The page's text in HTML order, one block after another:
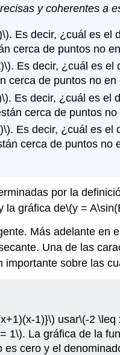
y coherentes a
. Es decir, ¿cuál es el
cerca de puntos no
. Es decir, ¿cuál es el
cerca de puntos no
. Es decir, ¿cuál es el
cerca de puntos
. Es decir, ¿cuál es el
cerca de puntos no
por la
la gráfica de\(y =
Más adelante en
Una de las
sobre las
1)}\) usar\(-2 \leq
1\). La gráfica de la
es cero y el